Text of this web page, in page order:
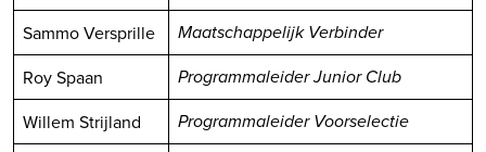
Sammo Versprille Maatschappelijk Verbinder
Roy Spaan Programmaleider Junior Club
Willem Strijland Programmaleider Voorselectie